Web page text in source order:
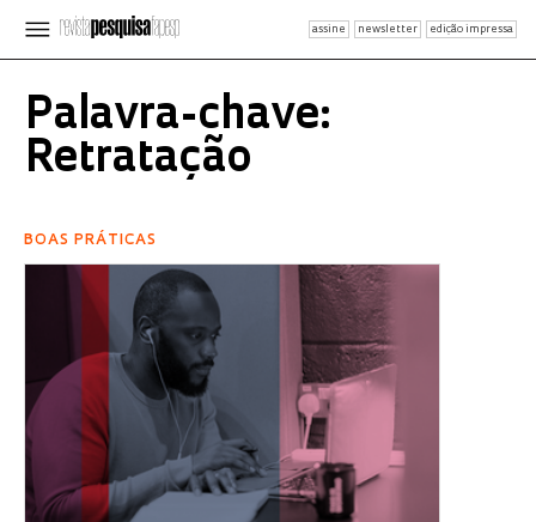
assine newsletter edição impressa
Palavra-chave:
Retratação
BOAS PRÁTICAS